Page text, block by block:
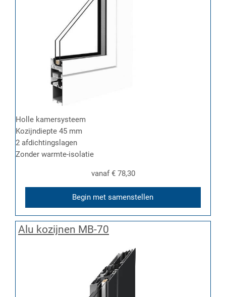
Holle kamersysteem
Kozijndiepte 45 mm
2 afdichtingslagen
Zonder warmte-isolatie
vanaf€ 78,30
Begin met samenstellen
Alu kozijnen MB-70